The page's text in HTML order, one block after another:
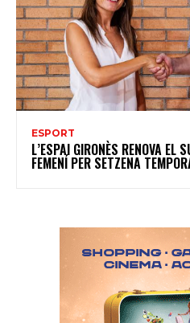
ESPORT
L’ESPAI GIRONÈS RENOVA EL
FEMENÍ PER SETZENA